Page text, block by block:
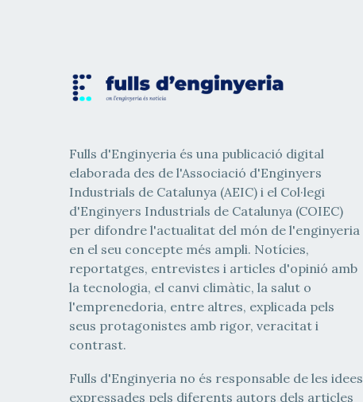
Fulls d'Enginyeria és una publicació digital
elaborada des de l'Associació d'Enginyers
Industrials de Catalunya (AEIC) i el Col·legi
d'Enginyers Industrials de Catalunya (COIEC)
per difondre l'actualitat del món de l'enginyeria
en el seu concepte més ampli. Notícies,
reportatges, entrevistes i articles d'opinió amb
la tecnologia, el canvi climàtic, la salut o
l'emprenedoria, entre altres, explicada pels
seus protagonistes amb rigor, veracitat i
contrast.
Fulls d'Enginyeria no és responsable de les idees
expressades pels diferents autors dels articles